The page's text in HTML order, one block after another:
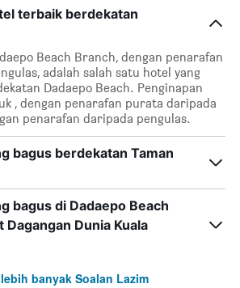
terbaik berdekatan
Beach Branch, dengan penarafan
adalah salah satu hotel yang
Dadaepo Beach. Penginapan
, dengan penarafan purata daripada
penarafan daripada pengulas.
bagus berdekatan Taman
bagus di Dadaepo Beach
Dagangan Dunia Kuala
banyak Soalan Lazim